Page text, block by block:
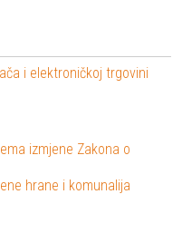
i elektroničkoj trgovini
izmjene Zakona o
hrane i komunalija